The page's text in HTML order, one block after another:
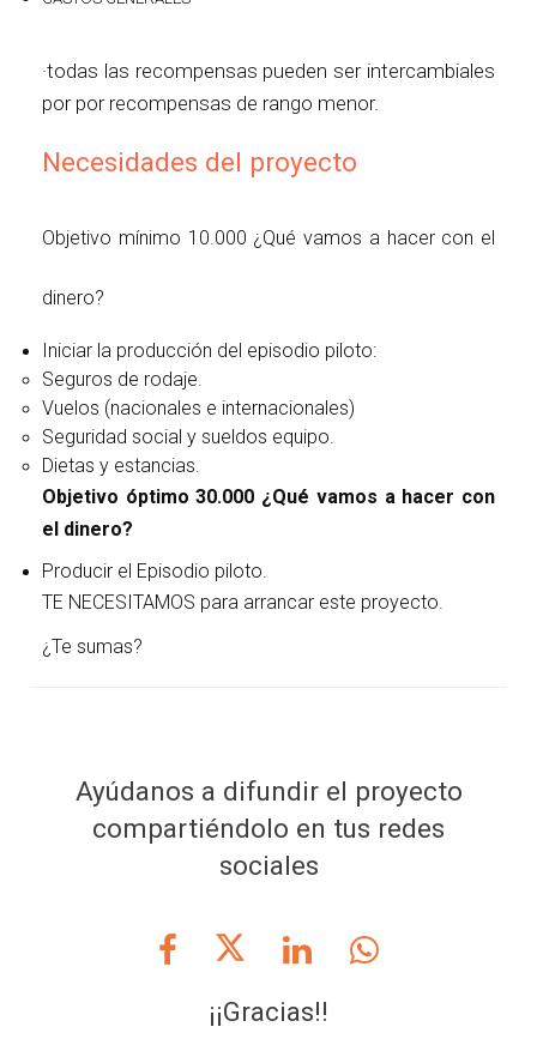
·todas las recompensas pueden ser intercambiales
por por recompensas de rango menor.
Necesidades del proyecto
Objetivo mínimo 10.000 ¿Qué vamos a hacer con el
dinero?
Iniciar la producción del episodio piloto:
Seguros de rodaje.
Vuelos (nacionales e internacionales)
Seguridad social y sueldos equipo.
Dietas y estancias.
Objetivo óptimo 30.000 ¿Qué vamos a hacer con
el dinero?
Producir el Episodio piloto.
TE NECESITAMOS para arrancar este proyecto.
¿Te sumas?
Ayúdanos a difundir el proyecto
compartiéndolo en tus redes
sociales
¡¡Gracias!!